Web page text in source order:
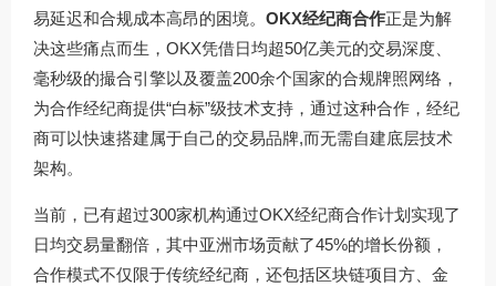
易延迟和合规成本高昂的困境。 OKX经纪商合作正是为解
决这些痛点而生，OKX凭借日均超50亿美元的交易深度、
毫秒级的撮合引擎以及覆盖200余个国家的合规牌照网络，
为合作经纪商提供“白标”级技术支持，通过这种合作，经纪
商可以快速搭建属于自己的交易品牌,而无需自建底层技术
架构。
当前，已有超过300家机构通过OKX经纪商合作计划实现了
日均交易量翻倍，其中亚洲市场贡献了45%的增长份额，
合作模式不仅限于传统经纪商，还包括区块链项目方、金